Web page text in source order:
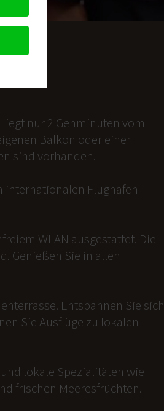
nur 2 Gehminuten vom
Balkon oder einer
sind vorhanden.
internationalen Flughafen
WLAN ausgestattet. Die
Genießen Sie in allen
Entspannen Sie sich
Sie Ausflüge zu lokalen
lokale Spezialitäten wie
frischen Meeresfrüchten.